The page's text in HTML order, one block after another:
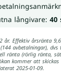
långivare: 40
år. Effektiv årsränta
avbetalningar),
ränta (rörlig ränta,
kommer att
2025-01-09.